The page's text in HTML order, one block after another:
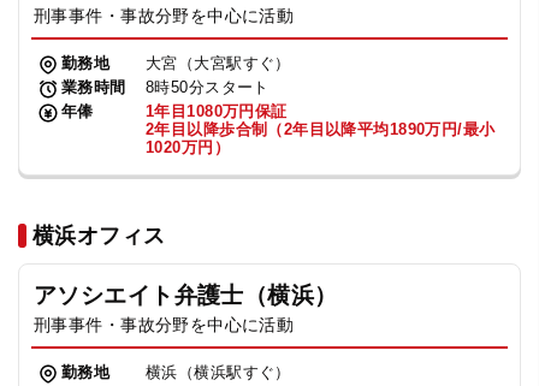
刑事事件・事故分野を中心に活動
勤務地
大宮（大宮駅すぐ）
業務時間
8時50分スタート
年俸
1年目1080万円保証
2年目以降歩合制（2年目以降平均1890万円/最小
1020万円）
横浜オフィス
アソシエイト弁護士（横浜）
刑事事件・事故分野を中心に活動
勤務地
横浜（横浜駅すぐ）